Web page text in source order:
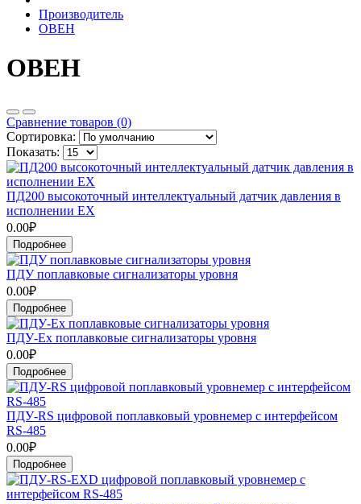
Производитель
ОВЕН
ОВЕН
Сравнение товаров (0)
Сортировка:
Показать:
ПД200 высокоточный интеллектуальный датчик давления в
исполнении EX
0.00₽
Подробнее
ПДУ поплавковые сигнализаторы уровня
0.00₽
Подробнее
ПДУ-Ex поплавковые сигнализаторы уровня
0.00₽
Подробнее
ПДУ-RS цифровой поплавковый уровнемер с интерфейсом
RS-485
0.00₽
Подробнее